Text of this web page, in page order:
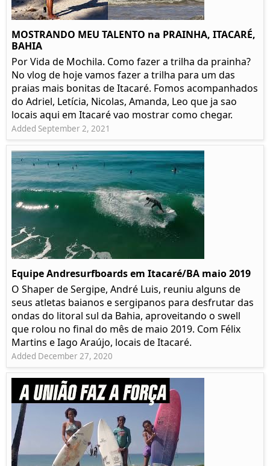
MOSTRANDO MEU TALENTO na PRAINHA, ITACARÉ,
BAHIA
Por Vida de Mochila. Como fazer a trilha da prainha?
No vlog de hoje vamos fazer a trilha para um das
praias mais bonitas de Itacaré. Fomos acompanhados
do Adriel, Letícia, Nicolas, Amanda, Leo que ja sao
locais aqui em Itacaré vao mostrar como chegar.
Added September 2, 2021
Equipe Andresurfboards em Itacaré/BA maio 2019
O Shaper de Sergipe, André Luis, reuniu alguns de
seus atletas baianos e sergipanos para desfrutar das
ondas do litoral sul da Bahia, aproveitando o swell
que rolou no final do mês de maio 2019. Com Félix
Martins e Iago Araújo, locais de Itacaré.
Added December 27, 2020